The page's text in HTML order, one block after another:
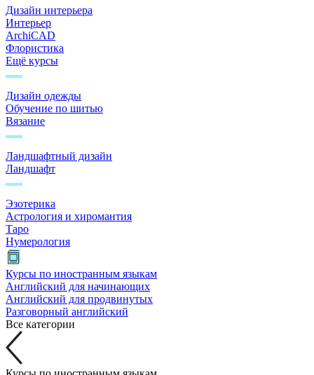
Дизайн интерьера
Интерьер
ArchiCAD
Флористика
Ещё курсы
Дизайн одежды
Обучение по шитью
Вязание
Ландшафтный дизайн
Ландшафт
Эзотерика
Астрология и хиромантия
Таро
Нумерология
Курсы по иностранным языкам
Английский для начинающих
Английский для продвинутых
Разговорный английский
Все категории